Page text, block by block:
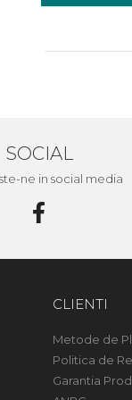
SOCIAL
ne in social media
CLIENTI
Metode de
Politica de
Garantia